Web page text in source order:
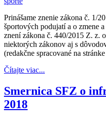
Prinášame znenie zákona č. 1/
športových podujatí a o zmene
znení zákona č. 440/2015 Z. z.
niektorých zákonov aj s
(redakčne spracované na
Čítajte viac...
Smernica SFZ o
2018